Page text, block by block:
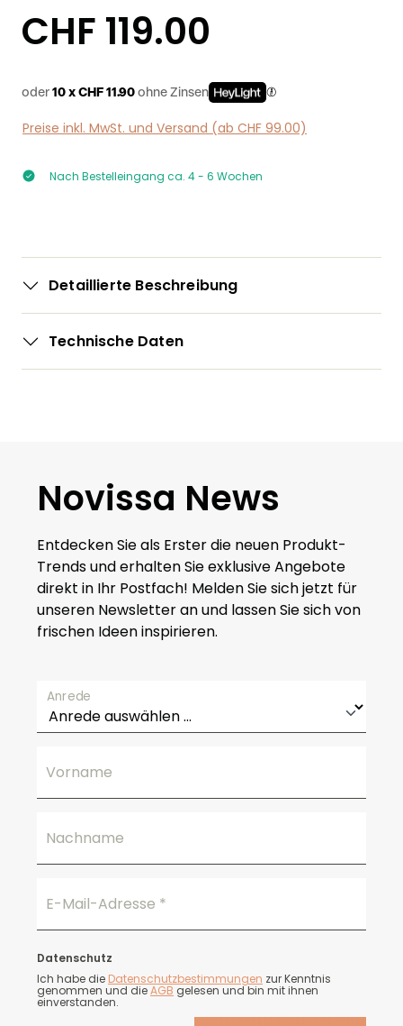
Regulärer Preis:
CHF 119.00
oder 10 x CHF 11.90 ohne Zinsen
Preise inkl. MwSt. und Versand (ab CHF 99.00)
Nach Bestelleingang ca. 4 - 6 Wochen
Detaillierte Beschreibung
Technische Daten
Novissa News
Entdecken Sie als Erster die neuen Produkt-
Trends und erhalten Sie exklusive Angebote
direkt in Ihr Postfach! Melden Sie sich jetzt für
unseren Newsletter an und lassen Sie sich von
frischen Ideen inspirieren.
Anrede
Vorname
Nachname
E-Mail-Adresse *
Datenschutz
Ich habe die Datenschutzbestimmungen zur Kenntnis
genommen und dieAGB gelesen und bin mit ihnen
einverstanden.